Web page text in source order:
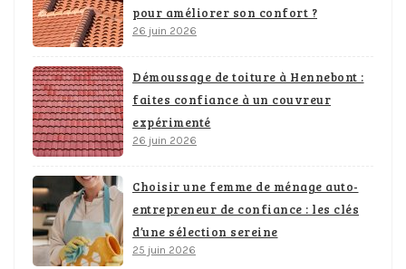
pour améliorer son confort ?
26 juin 2026
Démoussage de toiture à Hennebont :
faites confiance à un couvreur
expérimenté
26 juin 2026
Choisir une femme de ménage auto-
entrepreneur de confiance : les clés
d’une sélection sereine
25 juin 2026